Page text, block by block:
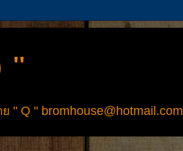
"
Q " bromhouse@hotmail.com